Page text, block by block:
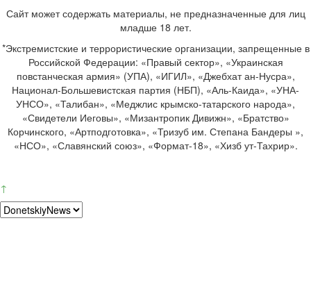
Сайт может содержать материалы, не предназначенные для лиц
младше 18 лет.
*Экстремистские и террористические организации, запрещенные в
Российской Федерации: «Правый сектор», «Украинская
повстанческая армия» (УПА), «ИГИЛ», «Джебхат ан-Нусра»,
Национал-Большевистская партия (НБП), «Аль-Каида», «УНА-
УНСО», «Талибан», «Меджлис крымско-татарского народа»,
«Свидетели Иеговы», «Мизантропик Дивижн», «Братство»
Корчинского, «Артподготовка», «Тризуб им. Степана Бандеры »,
«НСО», «Славянский союз», «Формат-18», «Хизб ут-Тахрир».
↑